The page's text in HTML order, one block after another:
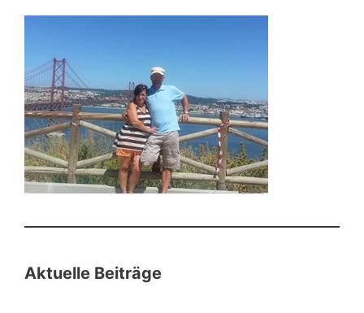
Aktuelle Beiträge